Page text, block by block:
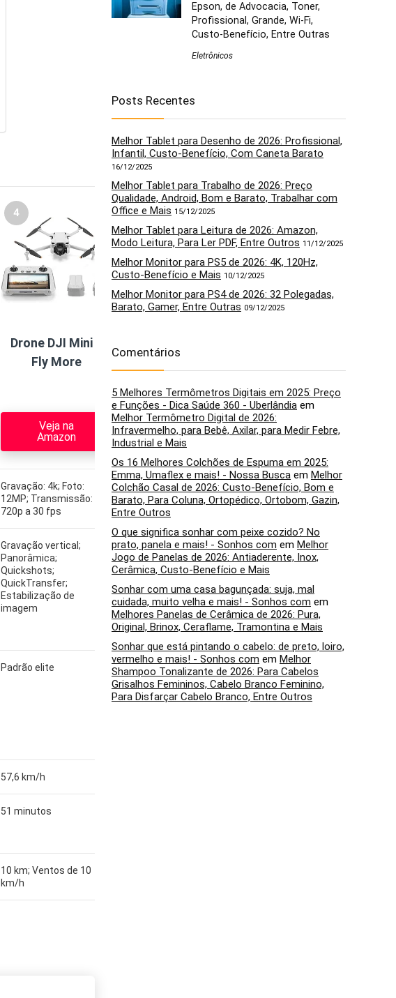
4
Drone DJI Mini 3
Fly More
Veja na
Amazon
Gravação: 4k; Foto:
12MP; Transmissão:
720p a 30 fps
Gravação vertical;
Panorâmica;
Quickshots;
QuickTransfer;
Estabilização de
imagem
Padrão elite
57,6 km/h
51 minutos
‎10 km; Ventos de 10
km/h
5
Veja na
Amazon
Gravação: 4k
Padrão normal
Padrão elite
Veja na
Amazon
Gravação: FHD;
Transmissão: 720p 30
Estabilização de
imagem; Foco
automático;
Panorâmica; QuickShots
Detecção de
obstáculos; Decolagem;
Aterrissagem
Epson, de Advocacia, Toner,
Profissional, Grande, Wi-Fi,
Custo-Benefício, Entre Outras
Eletrônicos
Posts Recentes
Melhor Tablet para Desenho de 2026: Profissional,
Infantil, Custo-Benefício, Com Caneta Barato
16/12/2025
Melhor Tablet para Trabalho de 2026: Preço
Qualidade, Android, Bom e Barato, Trabalhar com
Office e Mais 15/12/2025
Melhor Tablet para Leitura de 2026: Amazon,
Modo Leitura, Para Ler PDF, Entre Outros 11/12/2025
Melhor Monitor para PS5 de 2026: 4K, 120Hz,
Custo-Benefício e Mais 10/12/2025
Melhor Monitor para PS4 de 2026: 32 Polegadas,
Barato, Gamer, Entre Outras 09/12/2025
Comentários
5 Melhores Termômetros Digitais em 2025: Preço
e Funções - Dica Saúde 360 - Uberlândia em
Melhor Termômetro Digital de 2026:
Infravermelho, para Bebê, Axilar, para Medir Febre,
Industrial e Mais
Os 16 Melhores Colchões de Espuma em 2025:
Emma, Umaflex e mais! - Nossa Busca em Melhor
Colchão Casal de 2026: Custo-Benefício, Bom e
Barato, Para Coluna, Ortopédico, Ortobom, Gazin,
Entre Outros
O que significa sonhar com peixe cozido? No
prato, panela e mais! - Sonhos com em Melhor
Jogo de Panelas de 2026: Antiaderente, Inox,
Cerâmica, Custo-Benefício e Mais
Sonhar com uma casa bagunçada: suja, mal
cuidada, muito velha e mais! - Sonhos com em
Melhores Panelas de Cerâmica de 2026: Pura,
Original, Brinox, Ceraflame, Tramontina e Mais
Sonhar que está pintando o cabelo: de preto, loiro,
vermelho e mais! - Sonhos com em Melhor
Shampoo Tonalizante de 2026: Para Cabelos
Grisalhos Femininos, Cabelo Branco Feminino,
Para Disfarçar Cabelo Branco, Entre Outros